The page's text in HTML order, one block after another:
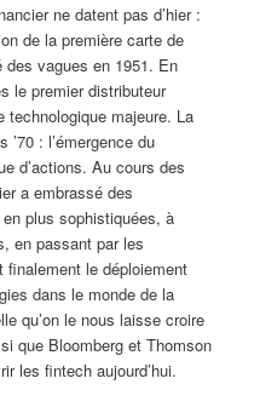
ne datent pas d’hier :
de la première carte de
vagues en 1951. En
le premier distributeur
technologique majeure. La
: l’émergence du
d’actions. Au cours des
a embrassé des
plus sophistiquées, à
en passant par les
le déploiement
dans le monde de la
qu’on le nous laisse croire
que Bloomberg et Thomson
les fintech aujourd’hui.